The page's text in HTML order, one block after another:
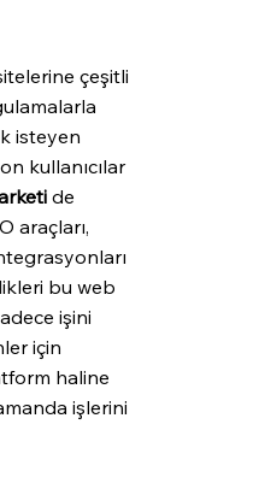
çeşitli
isteyen
kullanıcılar
de
araçları,
bu web
işini
için
haline
işlerini